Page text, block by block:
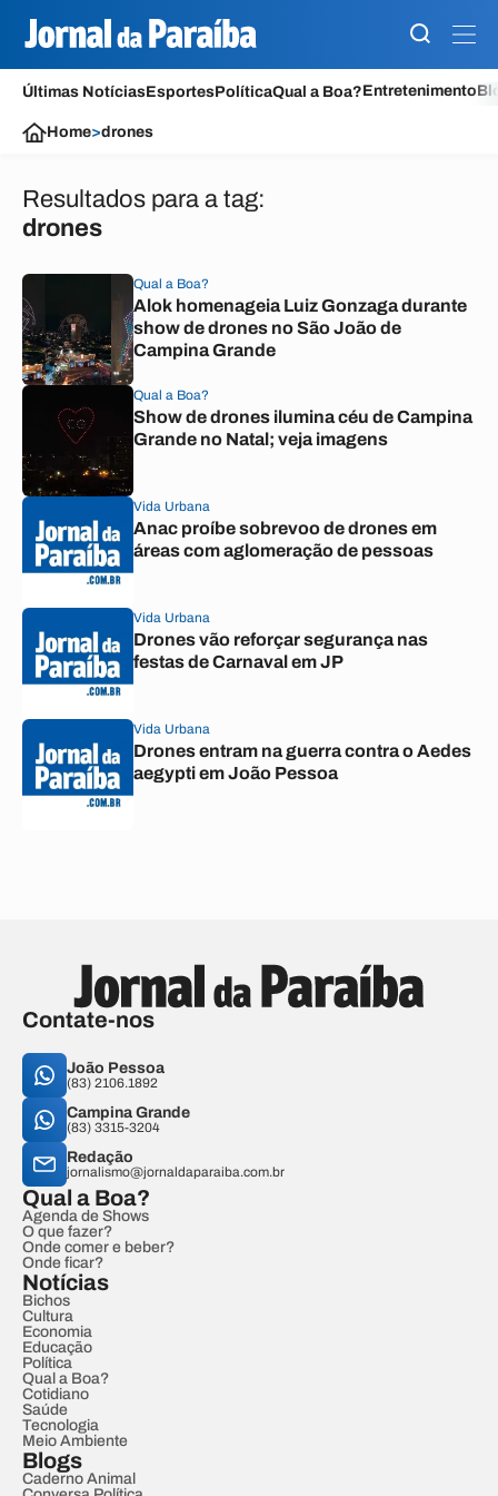
Últimas NotíciasEsportesPolíticaQual a Boa?Entretenimento
Home>drones
Resultados para a tag:
drones
Qual a Boa?
Alok homenageia Luiz Gonzaga durante
show de drones no São João de
Campina Grande
Qual a Boa?
Show de drones ilumina céu de Campina
Grande no Natal; veja imagens
Vida Urbana
Anac proíbe sobrevoo de drones em
áreas com aglomeração de pessoas
Vida Urbana
Drones vão reforçar segurança nas
festas de Carnaval em JP
Vida Urbana
Drones entram na guerra contra o Aedes
aegypti em João Pessoa
Contate-nos
João Pessoa
(83) 2106.1892
Campina Grande
(83) 3315-3204
Redação
jornalismo@jornaldaparaiba.com.br
Qual a Boa?
Agenda de Shows
O que fazer?
Onde comer e beber?
Onde ficar?
Notícias
Bichos
Cultura
Economia
Educação
Política
Qual a Boa?
Cotidiano
Saúde
Tecnologia
Meio Ambiente
Blogs
Caderno Animal